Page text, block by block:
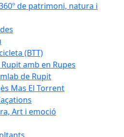
de patrimoni, natura i
(BTT)
amb en Rupes
de Rupit
Mas El Torrent
Art i emoció